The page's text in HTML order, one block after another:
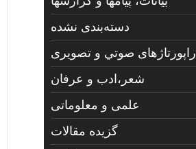
دسته‌بندی نشده
راپورتاژهای صوتي و تصويری
شعر،ادب و عرفان
علمی و معلوماتی
گزیده مقالات